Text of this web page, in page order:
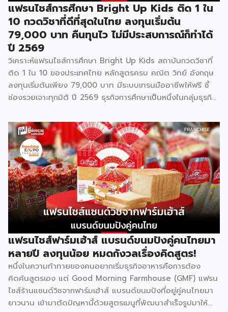
แฟรนไชส์การศึกษา Bright Up Kids ติด 1 ใน
10 กวดวิชาที่ดีที่สุดในไทย ลงทุนเริ่มต้น
79,000 บาท คืนทุนไว ไม่มีประสบการณ์ก็ทำได้
ปี 2569
วิเคราะห์แฟรนไชส์การศึกษา Bright Up Kids สถาบันกวดวิชาที่
ติด 1 ใน 10 ของประเทศไทย หลักสูตรครบ คณิต วิทย์ อังกฤษ
ลงทุนเริ่มต้นเพียง 79,000 บาท มีระบบเทรนมืออาชีพให้ฟรี ชี้
ช่องรวยเจาะทุกมิติ ปี 2569 ธุรกิจการศึกษาเป็นหนึ่งในกลุ่มธุรกิจ
ปกครองไทยให้ความสำคัญกับการเรียนของลูกหลานเสมอ และ
Bright Up Kids คือแบรนด์แฟรนไชส์การศึกษาที่เข้ามาตอบ
โจทย์นี้ ด้วยหลักสูตรที่ได้รับการยอมรับว่าติด 1 ใน 10 กวดวิชาที่
ดีที่สุดในประเทศไทย จุดเด่นสำคัญคืองบลงทุนเริ่มต้นเพียง
79,000 บาท พร้อมระบบเทรนแบบมืออาชีพให้ฟรี ทำให้ผู้ที่ไม่มี
ประสบการณ์ด้านการสอนมาก่อนก็สามารถเป็นเจ้าของธุรกิจกวด
วิชาได้ รู้จัก Bright Up Kids ก่อนตัดสินใจ Bright Up Kids
เป็นแฟรนไชส์การศึกษาที่มีหลักสูตรครบ จบที่เดียว ครอบคลุม
วิชาหลักอย่างคณิตศาสตร์ วิทยาศาสตร์ และภาษาอังกฤษ ซึ่งเป็น
วิชาที่ผู้ปกครองส่วนใหญ่ให้ความสำคัญที่สุดในการติวเสริมให้ลูก
จุดแข็งที่ทำให้แบรนด์ได้รับความเชื่อถือคือการติดอันดับ 1 ใน 10
[…]
แฟรนไชส์ฟาร์มเฮ้าส์ แบรนด์ขนมปังคู่คนไทยมา
หลายปี ลงทุนน้อย หมดกังวลเรื่องคิดสูตร!
หนึ่งในความท้าทายของคนอยากเริ่มธุรกิจอาหารคือการต้อง
คิดค้นสูตรเอง แต่ Good Morning Farmhouse (GMF) แฟรน
ไชส์ร้านแซนด์วิชจากฟาร์มเฮ้าส์ แบรนด์ขนมปังที่อยู่คู่คนไทยมา
ยาวนาน เข้ามาตัดปัญหานี้ด้วยสูตรเมนูที่พัฒนาสำเร็จรูปมาให้